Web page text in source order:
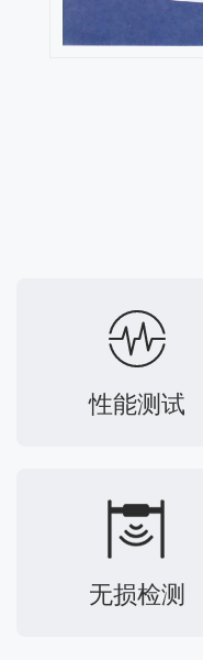
性能测试
无损检测